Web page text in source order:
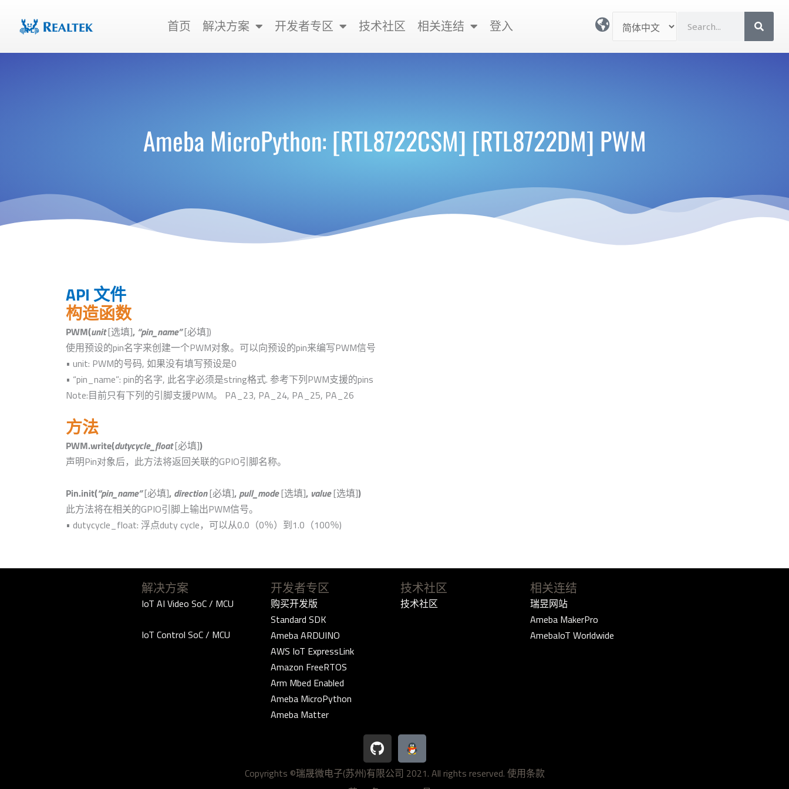
容
首页 解决方案 开发者专区 技术社区 相关连结 登入
语
a
Ameba MicroPython: [RTL8722CSM] [RTL8722DM] PWM
API 文件
构造函数
PWM(unit[选填], “pin_name”[必填])
使用预设的pin名字来创建一个PWM对象。可以向预设的pin来编写PWM信号
• unit: PWM的号码, 如果没有填写预设是0
• “pin_name”: pin的名字, 此名字必须是string格式. 参考下列PWM支援的pins
Note:目前只有下列的引脚支援PWM。 PA_23, PA_24, PA_25, PA_26
方法
PWM.write(dutycycle_float[必填])
声明Pin对象后，此方法将返回关联的GPIO引脚名称。
Pin.init(“pin_name”[必填], direction[必填],pull_mode[选填], value[选填])
此方法将在相关的GPIO引脚上输出PWM信号。
• dutycycle_float: 浮点duty cycle，可以从0.0（0％）到1.0（100％)
解决方案
IoT AI Video SoC / MCU
IoT Control SoC / MCU
开发者专区
购买开发版
Standard SDK
Ameba ARDUINO
AWS IoT ExpressLink
Amazon FreeRTOS
Arm Mbed Enabled
Ameba MicroPython
Ameba Matter
技术社区
技术社区
相关连结
瑞昱网站
Ameba MakerPro
AmebaIoT Worldwide
G
i
t
h
Copyrights ©瑞晟微电子(苏州)有限公司 2021. All rights reserved. 使用条款